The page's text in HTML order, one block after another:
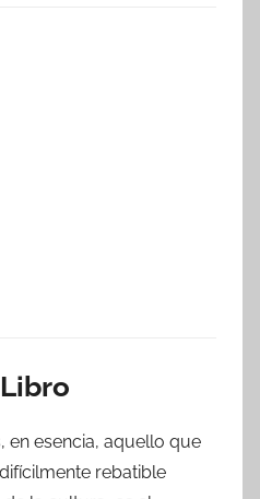
en esencia, aquello que
rebatible